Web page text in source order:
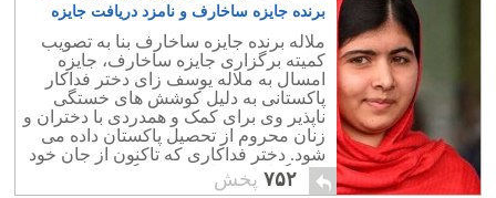
برنده جایزه ساخارف و نامزد دریافت جایزه
نوبل
۰
ملاله برنده جایزه ساخارف بنا به تصویب
کمیته برگزاری جایزه ساخارف، جایزه
امسال به ملاله یوسف زای دختر فداکار
پاکستانی به دلیل کوشش های خستگی
ناپذیر وی برای کمک و همدردی با دختران و
زنان محروم از تحصیل پاکستان داده می
شود. دختر فداکاری که تاکنون از جان خود
مایه گذاشته و تا سرحد مرگ پیش رفته
است.
۷۵۲ پخش